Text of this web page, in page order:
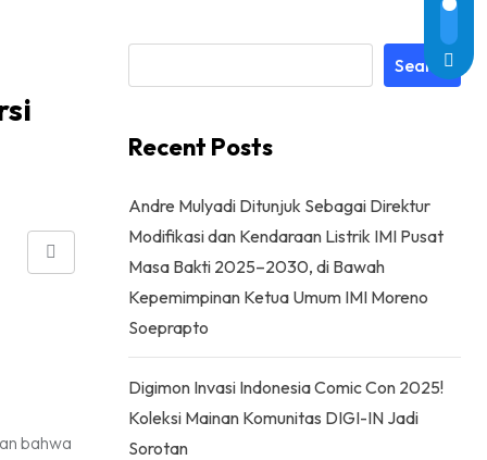
Share
bahwa
Search
Recent Posts
Andre Mulyadi Ditunjuk Sebagai Direktur
Modifikasi dan Kendaraan Listrik IMI Pusat
Masa Bakti 2025–2030, di Bawah
Kepemimpinan Ketua Umum IMI Moreno
Soeprapto
Digimon Invasi Indonesia Comic Con 2025!
Koleksi Mainan Komunitas DIGI-IN Jadi
Sorotan